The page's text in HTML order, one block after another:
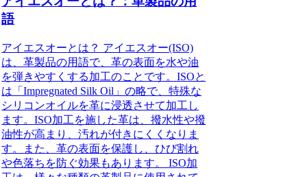
語
アイエスオーとは？ アイエスオー(ISO)
は、革製品の用語で、革の表面を水や油
を弾きやすくする加工のことです。ISOと
は「Impregnated Silk Oil」の略で、特殊な
シリコンオイルを革に浸透させて加工し
ます。ISO加工を施した革は、撥水性や撥
油性が高まり、汚れが付きにくくなりま
す。また、革の表面を保護し、ひび割れ
や色落ちを防ぐ効果もあります。 ISO加